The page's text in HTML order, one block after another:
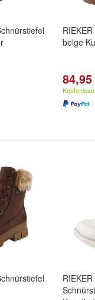
beige